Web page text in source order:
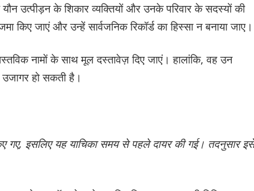
उत्पीड़न के शिकार व्यक्तियों और उनके परिवार के सदस्यों की
जाएं और उन्हें सार्वजनिक रिकॉर्ड का हिस्सा न बनाया जाए।
नामों के साथ मूल दस्तावेज़ दिए जाएं। हालांकि, वह उन
हो सकती है।
गए, इसलिए यह याचिका समय से पहले दायर की गई। तदनुसार इसे